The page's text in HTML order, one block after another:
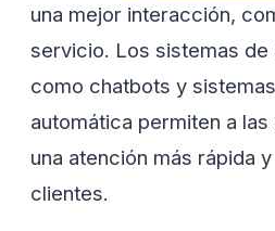
una mejor interacción,
servicio. Los sistemas de
como chatbots y
automática permiten a
una atención más rápida
clientes.